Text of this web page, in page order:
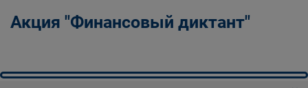
Акция "Финансовый диктант"